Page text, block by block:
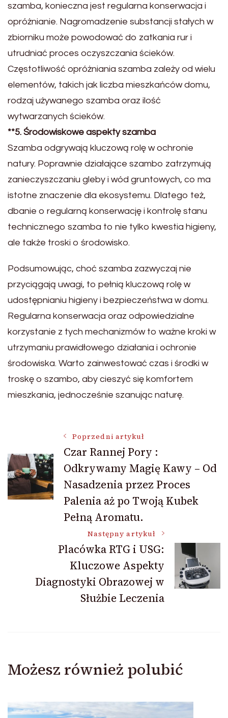
szamba, konieczna jest regularna konserwacja i
opróżnianie. Nagromadzenie substancji stałych w
zbiorniku może powodować do zatkania rur i
utrudniać proces oczyszczania ścieków.
Częstotliwość opróżniania szamba zależy od wielu
elementów, takich jak liczba mieszkańców domu,
rodzaj używanego szamba oraz ilość
wytwarzanych ścieków.
**5. Środowiskowe aspekty szamba
Szamba odgrywają kluczową rolę w ochronie
natury. Poprawnie działające szambo zatrzymują
zanieczyszczaniu gleby i wód gruntowych, co ma
istotne znaczenie dla ekosystemu. Dlatego też,
dbanie o regularną konserwację i kontrolę stanu
technicznego szamba to nie tylko kwestia higieny,
ale także troski o środowisko.
Podsumowując, choć szamba zazwyczaj nie
przyciągają uwagi, to pełnią kluczową rolę w
udostępnianiu higieny i bezpieczeństwa w domu.
Regularna konserwacja oraz odpowiedzialne
korzystanie z tych mechanizmów to ważne kroki w
utrzymaniu prawidłowego działania i ochronie
środowiska. Warto zainwestować czas i środki w
troskę o szambo, aby cieszyć się komfortem
mieszkania, jednocześnie szanując naturę.
Nawigacja
wpisu
Poprzedni artykuł
Czar Rannej Pory :
Odkrywamy Magię Kawy – Od
Nasadzenia przez Proces
Palenia aż po Twoją Kubek
Pełną Aromatu.
Następny artykuł
Placówka RTG i USG:
Kluczowe Aspekty
Diagnostyki Obrazowej w
Służbie Leczenia
Możesz również polubić